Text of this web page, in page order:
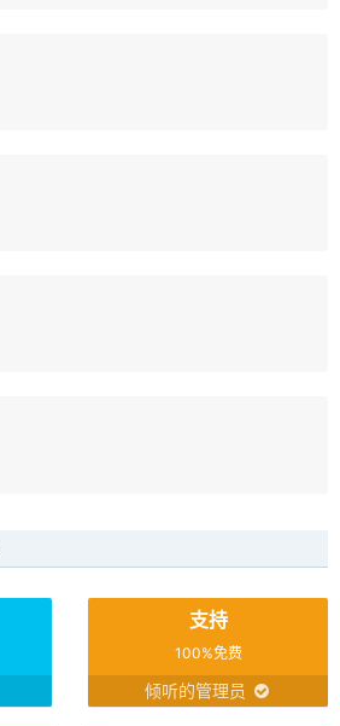
支持
100%免费
倾听的管理员